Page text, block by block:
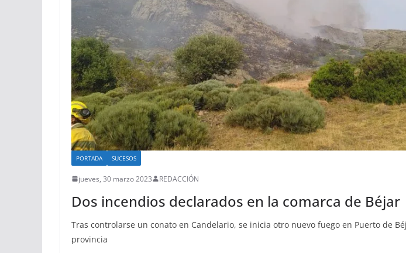
PORTADA SUCESOS
jueves, 30 marzo 2023 REDACCIÓN
Dos incendios declarados en la comarca de Béjar
Tras controlarse un conato en Candelario, se inicia otro nuevo fuego en Puerto de
provincia